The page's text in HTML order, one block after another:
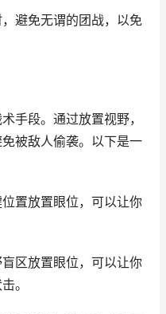
避免无谓的团战，以免
手段。通过放置视野，
被敌人偷袭。以下是一
置放置眼位，可以让你
区放置眼位，可以让你
。